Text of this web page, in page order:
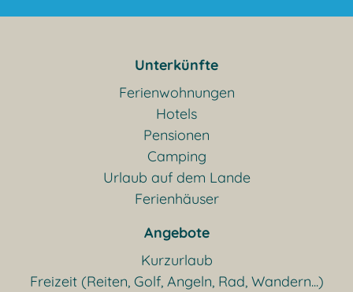
Unterkünfte
Ferienwohnungen
Hotels
Pensionen
Camping
Urlaub auf dem Lande
Ferienhäuser
Angebote
Kurzurlaub
Freizeit (Reiten, Golf, Angeln, Rad, Wandern...)